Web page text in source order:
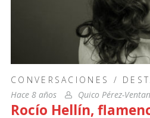
CONVERSACIONES /
Hace 8 años
Quico Pérez-
Rocío Hellín,